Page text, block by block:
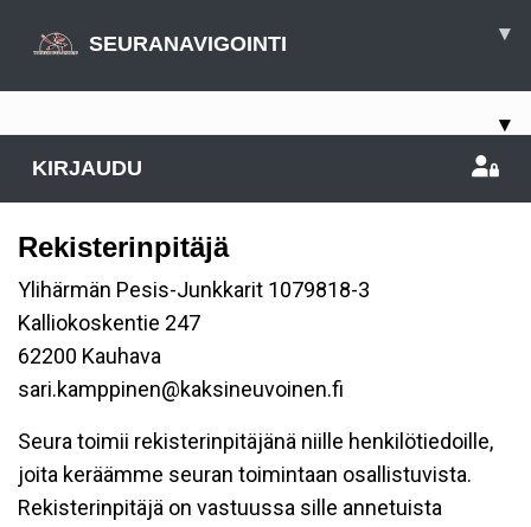
SEURANAVIGOINTI ▾
▾
KIRJAUDU
Rekisterinpitäjä
Ylihärmän Pesis-Junkkarit 1079818-3
Kalliokoskentie 247
62200 Kauhava
sari.kamppinen@kaksineuvoinen.fi
Seura toimii rekisterinpitäjänä niille henkilötiedoille,
joita keräämme seuran toimintaan osallistuvista.
Rekisterinpitäjä on vastuussa sille annetuista